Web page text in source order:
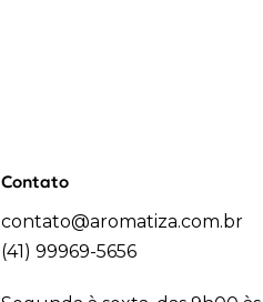
Contato
contato@aromatiza.com.br
(41) 99969-5656